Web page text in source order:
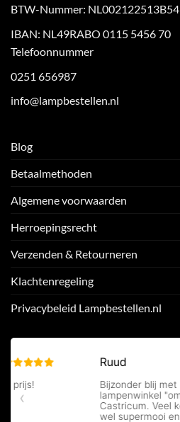
BTW-Nummer: NL002122513B54
IBAN: NL49RABO 0115 5456 70
Telefoonnummer
0251 656987
info@lampbestellen.nl
Blog
Betaalmethoden
Algemene voorwaarden
Herroepingsrecht
Verzenden & Retourneren
Klachtenregeling
Privacybeleid Lampbestellen.nl